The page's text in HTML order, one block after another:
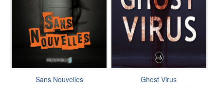
Sans Nouvelles Ghost Virus